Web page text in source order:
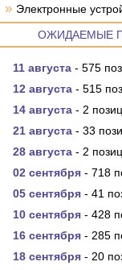
» Электронные
ОЖИДАЕМЫЕ
11 августа - 575
12 августа - 515
14 августа - 2
21 августа - 33
28 августа - 2
02 сентября - 718
05 сентября - 41
10 сентября - 428
16 сентября - 285
18 сентября - 20